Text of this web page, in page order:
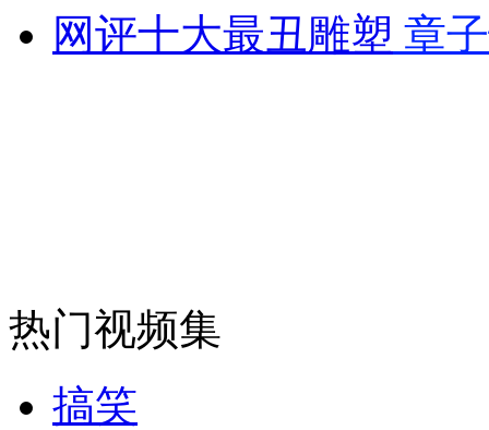
网评十大最丑雕塑 章
热门视频集
搞笑